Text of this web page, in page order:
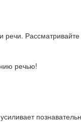
речи.
речью!
усиливает